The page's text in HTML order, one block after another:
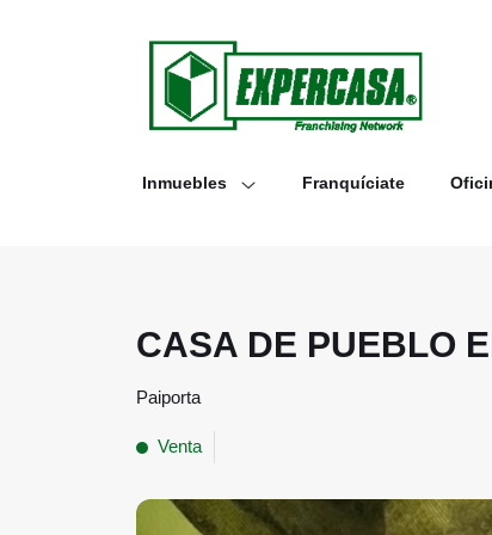
Inmuebles Franquíciate
CASA DE PUEBLO
Paiporta
Venta